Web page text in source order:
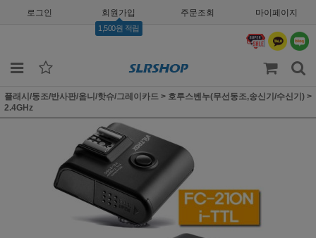
로그인 회원가입
1,500원 적립
주문조회 마이페이지
플래시/동조/반사판/옴니/핫슈/그레이카드 > 호루스벤누(무선동조,송신기/수신기) >
2.4GHz